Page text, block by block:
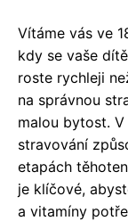
Vítáme vás ve
kdy se vaše
roste rychleji
na správnou
malou bytost.
stravování
etapách
je klíčové,
a vitamíny